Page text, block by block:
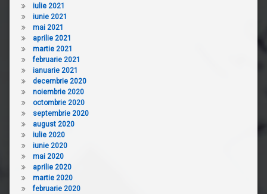
iulie 2021
iunie 2021
mai 2021
aprilie 2021
martie 2021
februarie 2021
ianuarie 2021
decembrie 2020
noiembrie 2020
octombrie 2020
septembrie 2020
august 2020
iulie 2020
iunie 2020
mai 2020
aprilie 2020
martie 2020
februarie 2020